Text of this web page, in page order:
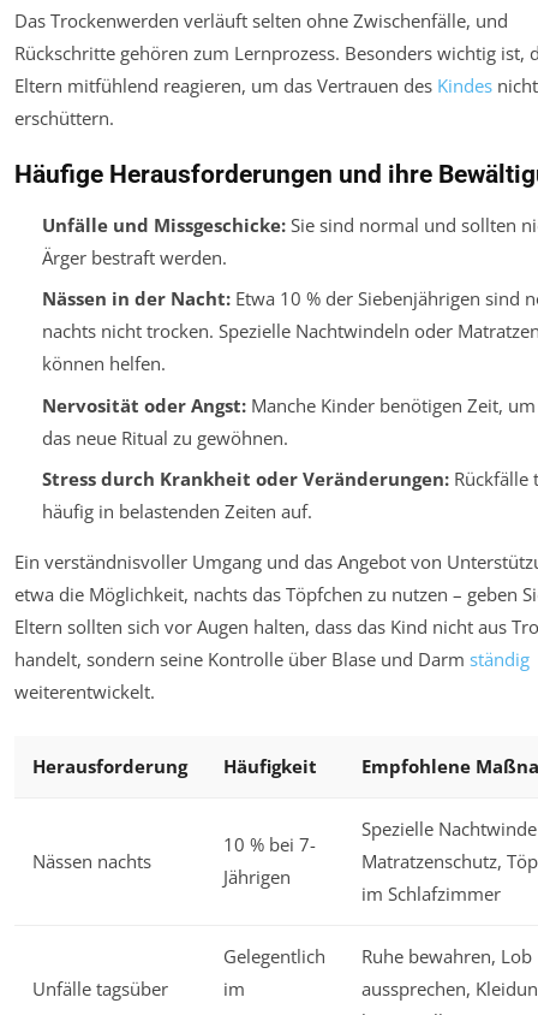
Das Trockenwerden verläuft selten ohne Zwischenfälle, und
Rückschritte gehören zum Lernprozess. Besonders wichtig ist,
Eltern mitfühlend reagieren, um das Vertrauen des Kindes
erschüttern.
Häufige Herausforderungen und ihre
Unfälle und Missgeschicke:Sie sind normal und sollten
Ärger bestraft werden.
Nässen in der Nacht:Etwa 10 % der Siebenjährigen sind
nachts nicht trocken. Spezielle Nachtwindeln oder
können helfen.
Nervosität oder Angst:Manche Kinder benötigen Zeit, um
das neue Ritual zu gewöhnen.
Stress durch Krankheit oder Veränderungen:Rückfälle
häufig in belastenden Zeiten auf.
Ein verständnisvoller Umgang und das Angebot von
etwa die Möglichkeit, nachts das Töpfchen zu nutzen – geben
Eltern sollten sich vor Augen halten, dass das Kind nicht aus
handelt, sondern seine Kontrolle über Blase und Darm ständig
weiterentwickelt.
Herausforderung Häufigkeit Empfohlene
Nässen nachts
10 % bei 7-
Jährigen
Spezielle
Matratzenschutz,
im Schlafzimmer
Unfälle tagsüber
Gelegentlich
im
Ruhe bewahren, Lob
aussprechen,